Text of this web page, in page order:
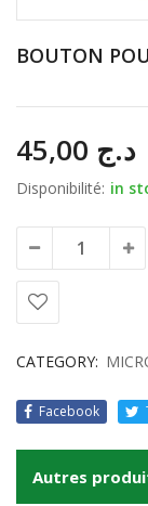
BOUTON
د.ج
Disponibilité: in
CATEGORY:
Facebook
Autres